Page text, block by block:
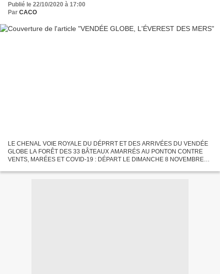
Publié le 22/10/2020 à 17:00
Par CACO
LE CHENAL VOIE ROYALE DU DÉPRRT ET DES ARRIVÉES DU VENDÉE
GLOBE LA FORÊT DES 33 BÂTEAUX AMARRÉS AU PONTON CONTRE
VENTS, MARÉES ET COVID-19 : DÉPART LE DIMANCHE 8 NOVEMBRE
étapes...